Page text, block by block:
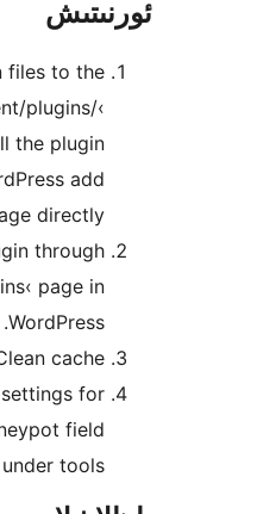
Upload the plugin files to
›/wp-content/
directory, or install the
through the WordPress
plugins page
Activate the plugin
the ›Plugins‹ page
You can found settings
randomize honeypot